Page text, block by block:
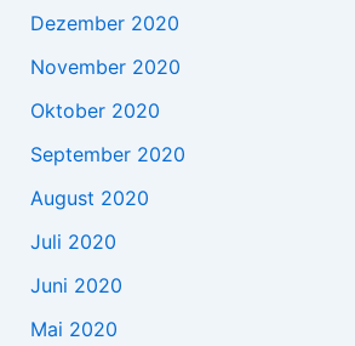
Dezember 2020
November 2020
Oktober 2020
September 2020
August 2020
Juli 2020
Juni 2020
Mai 2020